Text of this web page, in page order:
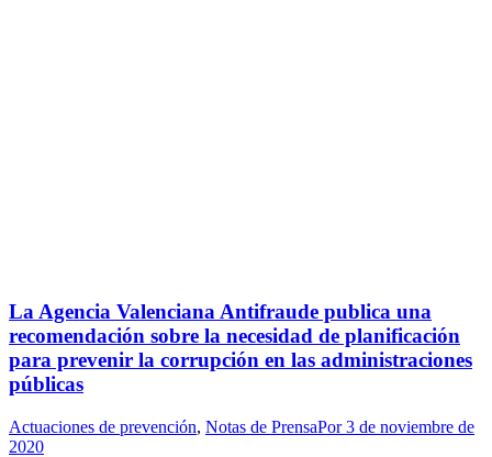
La Agencia Valenciana Antifraude publica una
recomendación sobre la necesidad de planificación
para prevenir la corrupción en las administraciones
públicas
Actuaciones de prevención, Notas de PrensaPor3 de noviembre de
2020